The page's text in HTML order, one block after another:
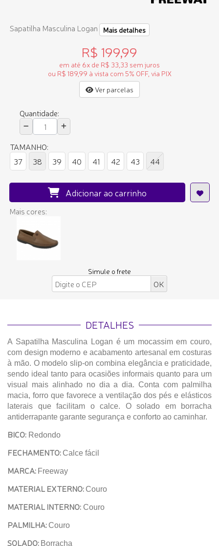
Sapatilha Masculina Logan Mais detalhes
R$ 199,99
em até 6x de R$ 33,33 sem juros
ou R$ 189,99 à vista com 5% OFF, via PIX
Ver parcelas
Quantidade:
TAMANHO:
37
38 39 40 41 42 43 44
Adicionar ao carrinho
Mais cores:
Simule o frete
DETALHES
A Sapatilha Masculina Logan é um mocassim em couro,
com design moderno e acabamento artesanal em costuras
à mão. O modelo slip-on combina elegância e praticidade,
sendo ideal tanto para ocasiões informais quanto para um
visual mais alinhado no dia a dia. Conta com palmilha
macia, forro que favorece a ventilação dos pés e elásticos
laterais que facilitam o calce. O solado em borracha
antiderrapante garante segurança e conforto ao caminhar.
BICO: Redondo
FECHAMENTO: Calce fácil
MARCA: Freeway
MATERIAL EXTERNO: Couro
MATERIAL INTERNO: Couro
PALMILHA: Couro
SOLADO: Borracha